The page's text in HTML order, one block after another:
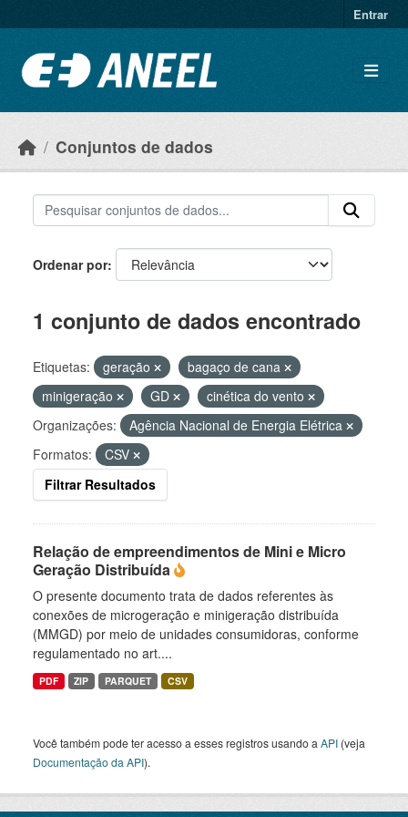
Entrar
Conjuntos de dados
Ordenar por
1 conjunto de dados encontrado
Etiquetas: geração
bagaço de cana
minigeração
GD
cinética do vento
Organizações:
Agência Nacional de Energia Elétrica
Formatos:
CSV
Filtrar Resultados
Relação de empreendimentos de Mini e Micro
Geração Distribuída
O presente documento trata de dados referentes às
conexões de microgeração e minigeração distribuída
(MMGD) por meio de unidades consumidoras, conforme
regulamentado no art....
PDF ZIP PARQUET CSV
Você também pode ter acesso a esses registros usando a API (veja
Documentação da API).